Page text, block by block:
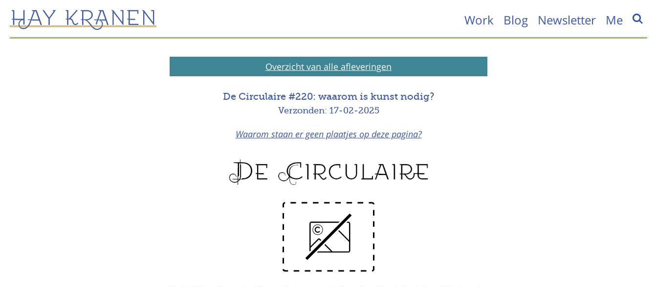
Work Blog Newsletter Me
Overzicht van alle afleveringen
De Circulaire #220: waarom is kunst nodig?
Verzonden: 17-02-2025
Waarom staan er geen plaatjes op deze pagina?